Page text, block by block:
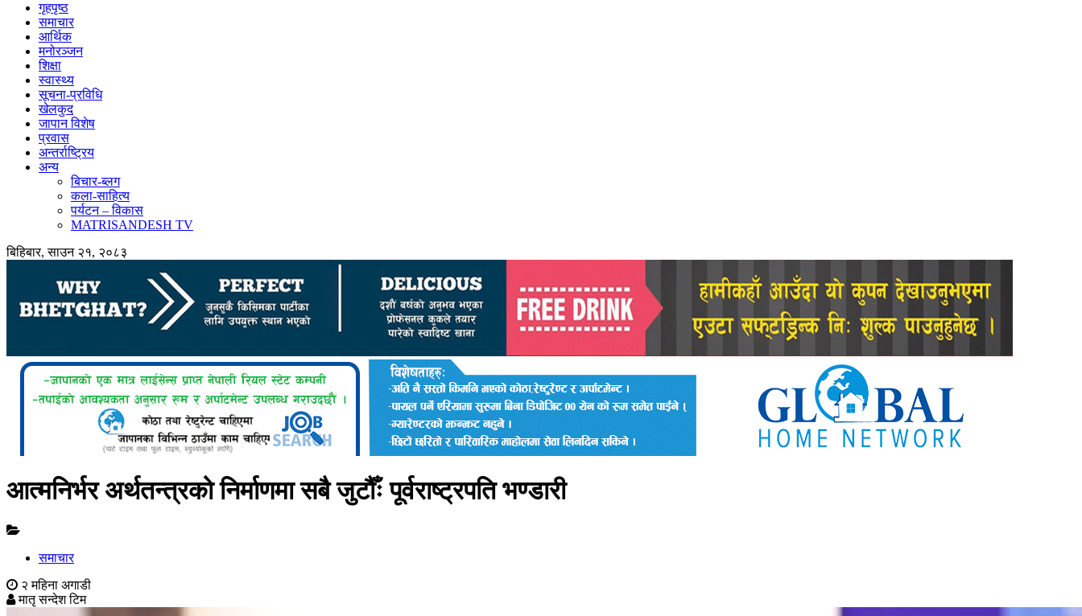
गृहपृष्ठ
समाचार
आर्थिक
मनोरञ्जन
शिक्षा
स्वास्थ्य
सूचना-प्रविधि
खेलकुद
जापान विशेष
प्रवास
अन्तर्राष्ट्रिय
अन्य
बिचार-ब्लग
कला-साहित्य
पर्यटन – विकास
MATRISANDESH TV
बिहिबार, साउन २१, २०८३
आत्मनिर्भर अर्थतन्त्रको निर्माणमा सबै जुटौँः पूर्वराष्ट्रपति भण्डारी
समाचार
२ महिना अगाडी
मातृ सन्देश टिम